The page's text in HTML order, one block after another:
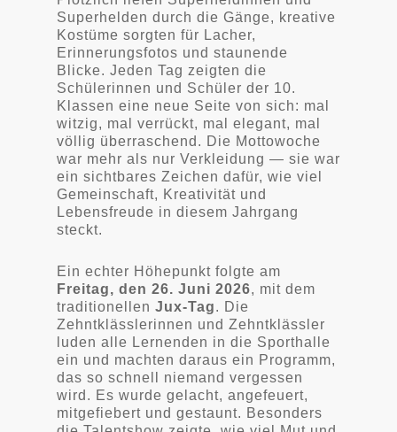
Superhelden durch die Gänge, kreative
Kostüme sorgten für Lacher,
Erinnerungsfotos und staunende
Blicke. Jeden Tag zeigten die
Schülerinnen und Schüler der 10.
Klassen eine neue Seite von sich: mal
witzig, mal verrückt, mal elegant, mal
völlig überraschend. Die Mottowoche
war mehr als nur Verkleidung — sie war
ein sichtbares Zeichen dafür, wie viel
Gemeinschaft, Kreativität und
Lebensfreude in diesem Jahrgang
steckt.
Ein echter Höhepunkt folgte am
Freitag, den 26. Juni 2026, mit dem
traditionellen Jux-Tag. Die
Zehntklässlerinnen und Zehntklässler
luden alle Lernenden in die Sporthalle
ein und machten daraus ein Programm,
das so schnell niemand vergessen
wird. Es wurde gelacht, angefeuert,
mitgefiebert und gestaunt. Besonders